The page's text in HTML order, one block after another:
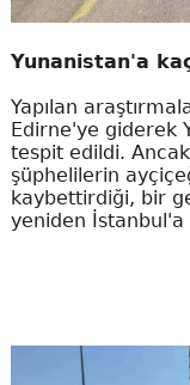
Yunanistan'a
Yapılan
Edirne'ye giderek
tespit edildi.
şüphelilerin
kaybettirdiği, bir
yeniden